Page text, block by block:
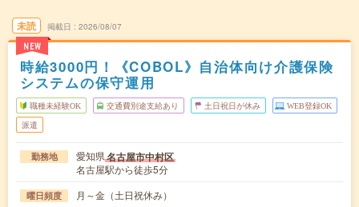
未読
NEW
掲載日 2026/08/07
時給3000円！《COBOL》自治体向け介護保険
システムの保守運用
職種未経験OK 交通費別途支給あり 土日祝日が休み WEB登録OK
派遣
勤務地 愛知県名古屋市中村区
名古屋駅から徒歩5分
曜日頻度 月～金（土日祝休み）